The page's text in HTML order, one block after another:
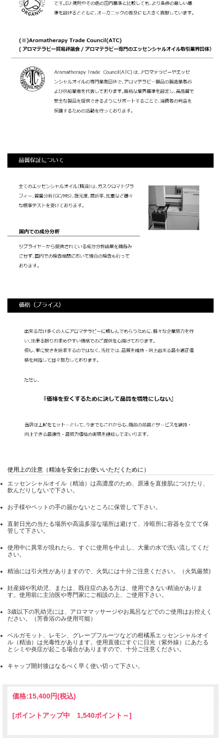
使用上の注意（精油を安全にお使いいただくために）
エッセンシャルオイル（精油）は高濃度のため、原液を直接肌につけたり、
飲んだりしないで下さい。
お子様やペットの手の届かないところに保管して下さい。
直射日光の当たる場所や高温多湿な場所は避けて、冷暗所に容器を立てて保
管して下さい。
使用中に異常が現れたら、すぐに使用を中止し、大量の水で洗い流してくだ
さい。
精油には引火性がありますので、火気には十分ご注意ください。（火気厳禁)
妊産婦や乳幼児、または、既往症のある方は、使用できない精油がありま
す。使用前に主治医や専門家にご相談の上、ご使用下さい。
3歳以下の乳幼児には、アロママッサージやお風呂などでのご使用はお控えく
ださい。（芳香浴のみ使用可能）
ベルガモット、レモン、グレープフルーツなどの柑橘系エッセンシャルオイ
ル（精油）は光毒性があります。使用直後にすぐに日光（紫外線）にあたる
とシミや炎症が起こる場合がありますので、十分ご注意ください。
キャップ開封後はなるべく早く使い切って下さい。
価格:15,400円(税込)
[ポイントアップ中 1,540ポイント～]